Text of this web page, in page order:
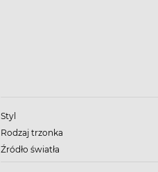
Styl
Rodzaj trzonka
Źródło światła